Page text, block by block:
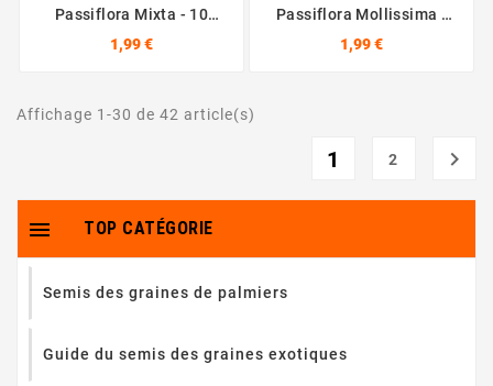
Passiflora Mixta - 10
1,99 €
Passiflora Mollissima -
1,99 €
Affichage 1-30 de 42 article(s)
1 2 
TOP CATÉGORIE

Semis des graines de palmiers
Guide du semis des graines exotiques